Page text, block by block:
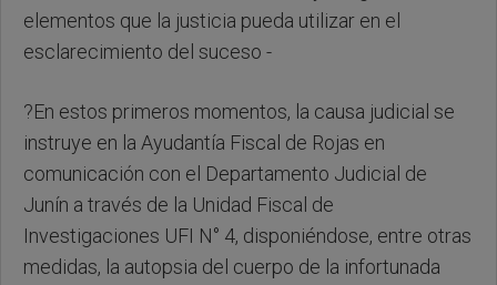
elementos que la justicia pueda utilizar en el
esclarecimiento del suceso -
?En estos primeros momentos, la causa judicial se
instruye en la Ayudantía Fiscal de Rojas en
comunicación con el Departamento Judicial de
Junín a través de la Unidad Fiscal de
Investigaciones UFI N° 4, disponiéndose, entre otras
medidas, la autopsia del cuerpo de la infortunada